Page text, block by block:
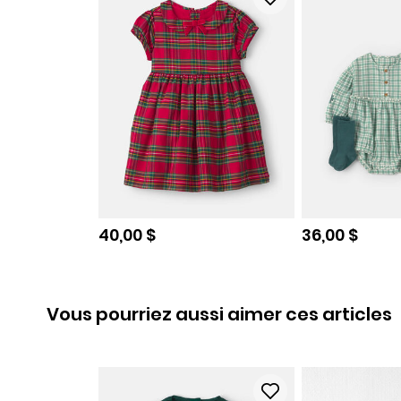
Prix de solde
40,00 $ Prix de solde
36,00 $
Vous pourriez aussi aimer ces articles